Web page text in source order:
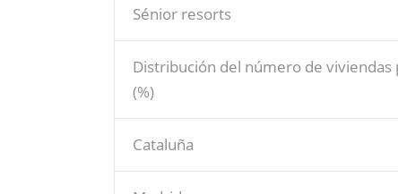
Sénior resorts
Distribución del número de
(%)
Cataluña